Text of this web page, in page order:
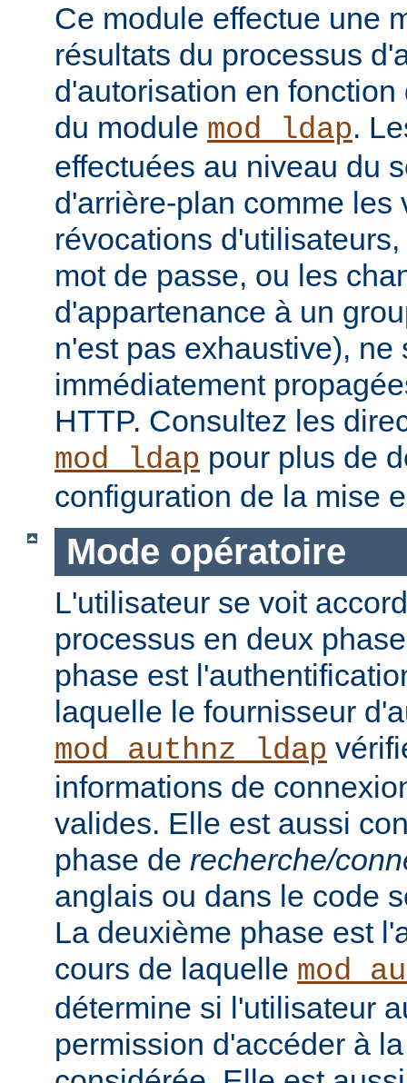
Ce module effectue une
résultats du processus
d'autorisation en
du module mod_ldap.
effectuées au niveau du
d'arrière-plan comme les
révocations
mot de passe, ou les
d'appartenance à un
n'est pas exhaustive), ne
immédiatement
HTTP. Consultez les
mod_ldap pour plus de
configuration de la mise
Mode opératoire
L'utilisateur se voit
processus en deux
phase est
laquelle le fournisseur
mod_authnz_ldap
informations de
valides. Elle est aussi
phase de recherche/
anglais ou dans le code
La deuxième phase est
cours de laquelle
détermine si l'utilisateur
permission d'accéder à